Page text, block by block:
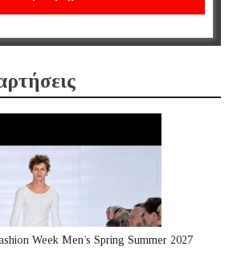
Week Men’s Spring Summer 2027